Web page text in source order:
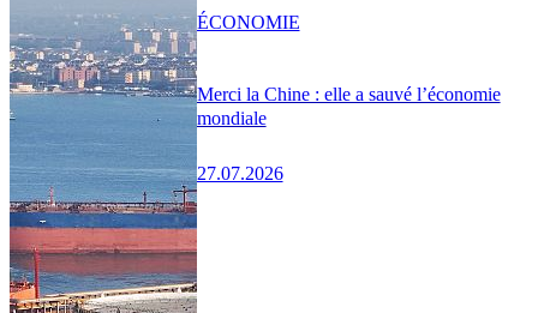
Merci la Chine : elle a sauvé l’économie
mondiale
27.07.2026
ÉCONOMIE